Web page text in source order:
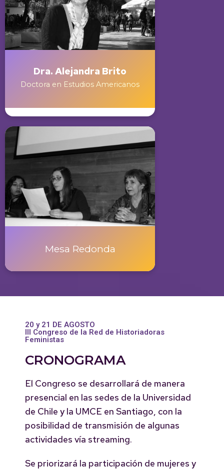
Dra. Alejandra Brito
Doctora en Estudios Americanos
Mesa Redonda
20 y 21 DE AGOSTO
III Congreso de la Red de Historiadoras
Feministas
CRONOGRAMA
El Congreso se desarrollará de manera
presencial en las sedes de la Universidad
de Chile y la UMCE en Santiago, con la
posibilidad de transmisión de algunas
actividades vía streaming.
Se priorizará la participación de mujeres y